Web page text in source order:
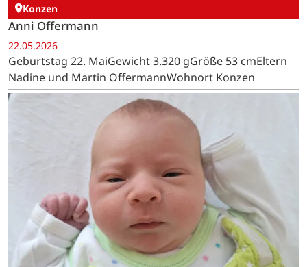
Konzen
Anni Offermann
22.05.2026
Geburtstag 22. MaiGewicht 3.320 gGröße 53 cmEltern
Nadine und Martin OffermannWohnort Konzen